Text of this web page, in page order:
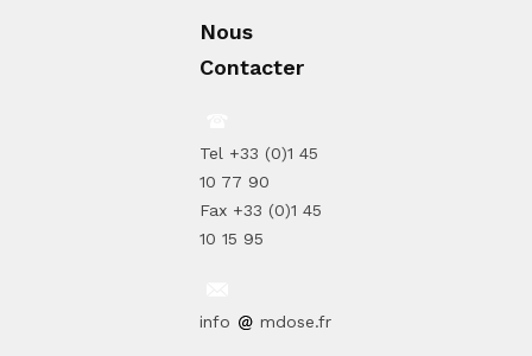
Nous
Contacter
Tel +33 (0)1 45
10 77 90
Fax +33 (0)1 45
10 15 95
info mdose.fr